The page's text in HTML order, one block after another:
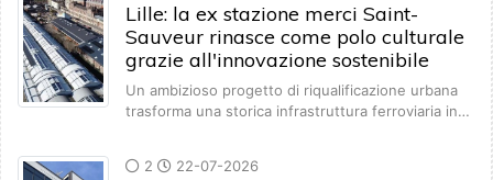
Lille: la ex stazione merci Saint-
Sauveur rinasce come polo culturale
grazie all'innovazione sostenibile
Un ambizioso progetto di riqualificazione urbana
trasforma una storica infrastruttura ferroviaria in…
2 22-07-2026